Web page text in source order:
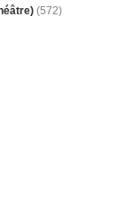
(572)